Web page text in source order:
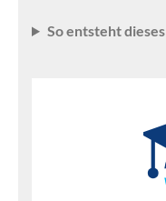
So entsteht